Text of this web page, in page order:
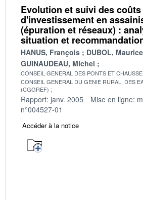
Evolution et suivi des coûts
d'investissement en
(épuration et réseaux) :
situation et
HANUS, François
DUBOL, Maurice
GUINAUDEAU, Michel
CONSEIL GENERAL DES PONTS ET
CONSEIL GENERAL DU GENIE RURAL, DES
(CGGREF)
Rapport: janv. 2005 Mise en ligne:
n°004527-01
Accéder à la notice